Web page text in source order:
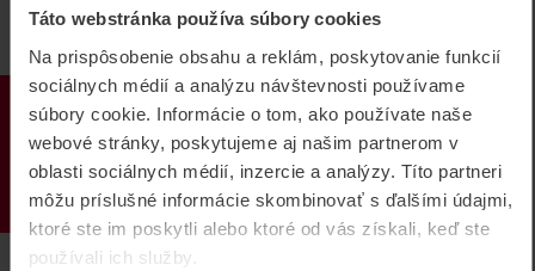
Táto webstránka používa súbory cookies
Na prispôsobenie obsahu a reklám, poskytovanie funkcií
sociálnych médií a analýzu návštevnosti používame
súbory cookie. Informácie o tom, ako používate naše
webové stránky, poskytujeme aj našim partnerom v
oblasti sociálnych médií, inzercie a analýzy. Títo partneri
môžu príslušné informácie skombinovať s ďalšími údajmi,
ktoré ste im poskytli alebo ktoré od vás získali, keď ste
používali ich služby.
PRODUKTY
BOSCH LB20-PC30-5L Reproduktor
skrinkový 5 "70 / 100V biely pár
Reproduktor skrinkový 5 "70 / 100V biely pár
LB20-PC30-5L
NOVINKA